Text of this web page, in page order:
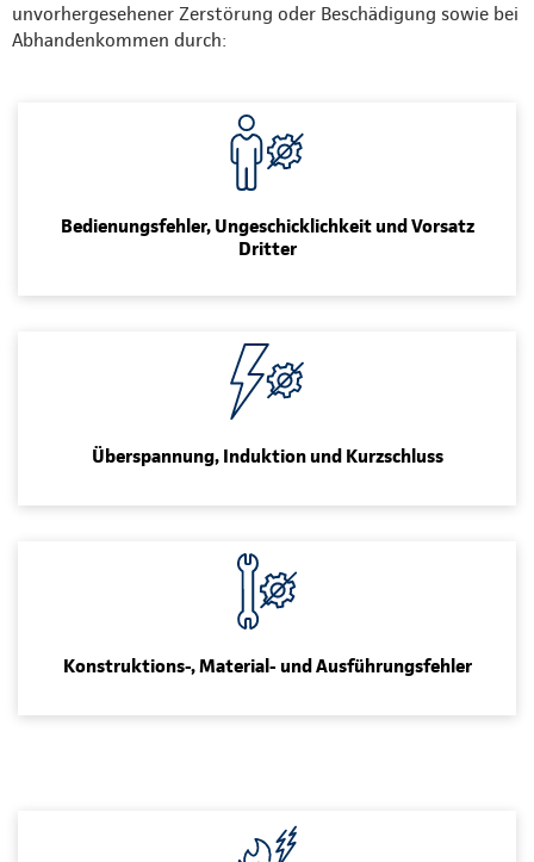
unvorhergesehener Zerstörung oder Beschädigung sowie bei
Abhandenkommen durch:
Bedienungsfehler, Ungeschicklichkeit und Vorsatz
Dritter
Überspannung, Induktion und Kurzschluss
Konstruktions-, Material- und Ausführungsfehler